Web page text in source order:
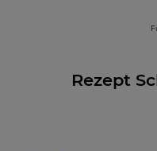
Rezept